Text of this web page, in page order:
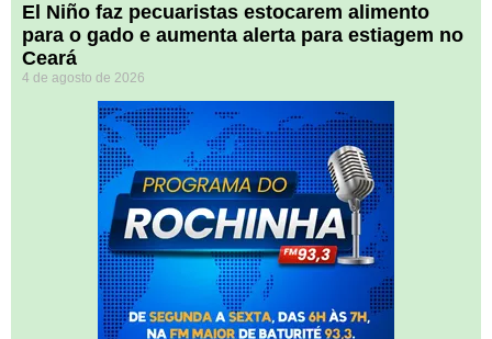
El Niño faz pecuaristas estocarem alimento
para o gado e aumenta alerta para estiagem no
Ceará
4 de agosto de 2026